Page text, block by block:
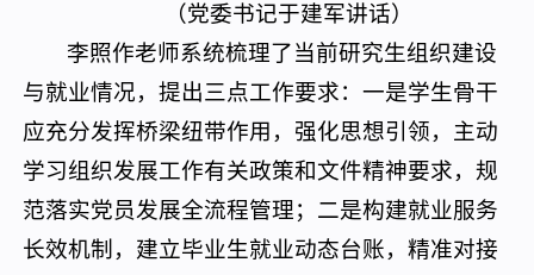
（党委书记于建军讲话）
李照作老师系统梳理了当前研究生组织建设
与就业情况，提出三点工作要求：一是学生骨干
应充分发挥桥梁纽带作用，强化思想引领，主动
学习组织发展工作有关政策和文件精神要求，规
范落实党员发展全流程管理；二是构建就业服务
长效机制，建立毕业生就业动态台账，精准对接